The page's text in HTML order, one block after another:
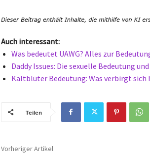
Auch interessant:
Was bedeutet UAWG? Alles zur
Daddy Issues: Die sexuelle Bedeutung
Kaltblüter Bedeutung: Was verbirgt sich
Teilen
Vorheriger Artikel